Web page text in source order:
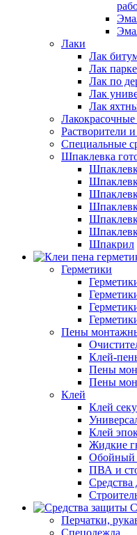
Лаки
Лак
Лак
Лак по
Лак
Лак
Лакокрасочные
Растворители
Специальные
Шпаклевка
Шпакрил
Герметики
Пены
Клей-
Пены
Пены
Клей
Клей
Клей
Жидкие
Обойный
ПВА и
Средства
Перчатки,
Спецодежда